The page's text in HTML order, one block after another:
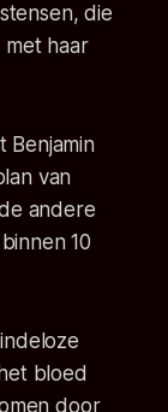
die
haar
Benjamin
van
andere
10
bloed
door